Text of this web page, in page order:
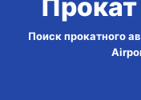
Поиск прокатного